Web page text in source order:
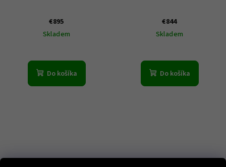
€895
Skladem
Do košíka
€844
Skladem
Do košíka